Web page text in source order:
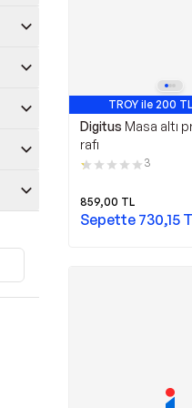
TROY ile 200
Digitus Masa altı
rafı
3
859,00 TL
Sepette 730,15